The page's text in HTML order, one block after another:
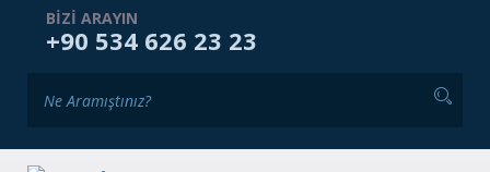
ANASAYFA
BIZI ARAYIN
+90 534 626 23 23